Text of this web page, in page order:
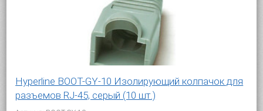
Hyperline BOOT-GY-10 Изолирующий колпачок для
разъемов RJ-45, серый (10 шт.)